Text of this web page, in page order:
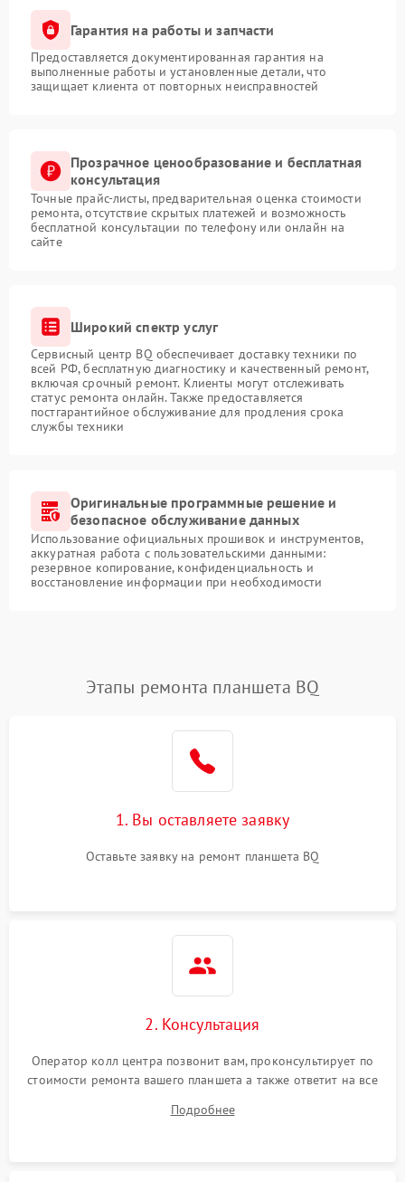
Гарантия на работы и запчасти
Предоставляется документированная гарантия на
выполненные работы и установленные детали, что
защищает клиента от повторных неисправностей
Прозрачное ценообразование и бесплатная
консультация
Точные прайс-листы, предварительная оценка стоимости
ремонта, отсутствие скрытых платежей и возможность
бесплатной консультации по телефону или онлайн на
сайте
Широкий спектр услуг
Сервисный центр BQ обеспечивает доставку техники по
всей РФ, бесплатную диагностику и качественный ремонт,
включая срочный ремонт. Клиенты могут отслеживать
статус ремонта онлайн. Также предоставляется
постгарантийное обслуживание для продления срока
службы техники
Оригинальные программные решение и
безопасное обслуживание данных
Использование официальных прошивок и инструментов,
аккуратная работа с пользовательскими данными:
резервное копирование, конфиденциальность и
восстановление информации при необходимости
Этапы ремонта планшета BQ
1. Вы оставляете заявку
Оставьте заявку на ремонт планшета BQ
2. Консультация
Оператор колл центра позвонит вам, проконсультирует по
стоимости ремонта вашего планшета а также ответит на все
Подробнее